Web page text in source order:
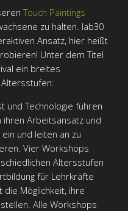
Touch Paintings
zu halten. lab30
Ansatz, hier heißt
Unter dem Titel
ein breites
und Technologie führen
ihren Arbeitsansatz und
und leiten an zu
Vier Workshops
Altersstufen
für Lehrkräfte
Möglichkeit, ihre
Alle Workshops